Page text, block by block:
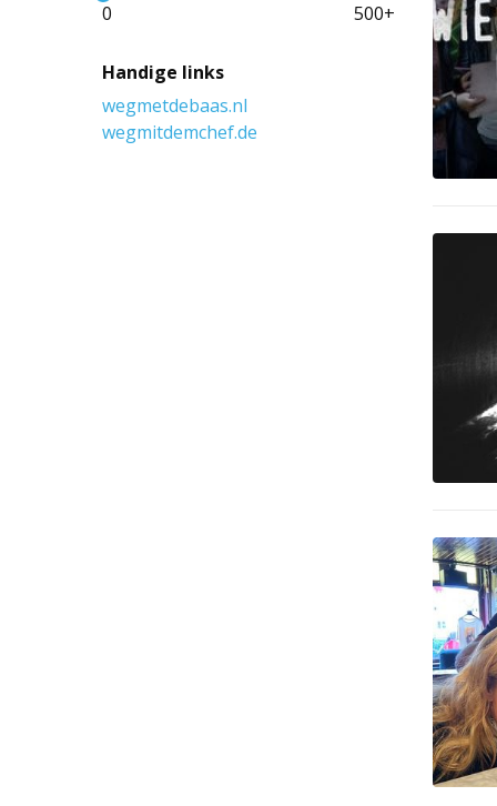
0 500+
Handige links
wegmetdebaas.nl
wegmitdemchef.de